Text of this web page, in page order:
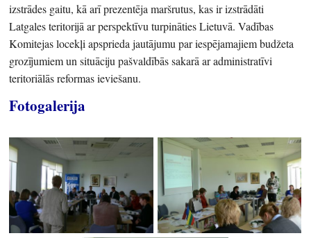
izstrādes gaitu, kā arī prezentēja maršrutus, kas ir izstrādāti
Latgales teritorijā ar perspektīvu turpināties Lietuvā. Vadības
Komitejas locekļi apsprieda jautājumu par iespējamajiem budžeta
grozījumiem un situāciju pašvaldībās sakarā ar administratīvi
teritoriālās reformas ieviešanu.
Fotogalerija